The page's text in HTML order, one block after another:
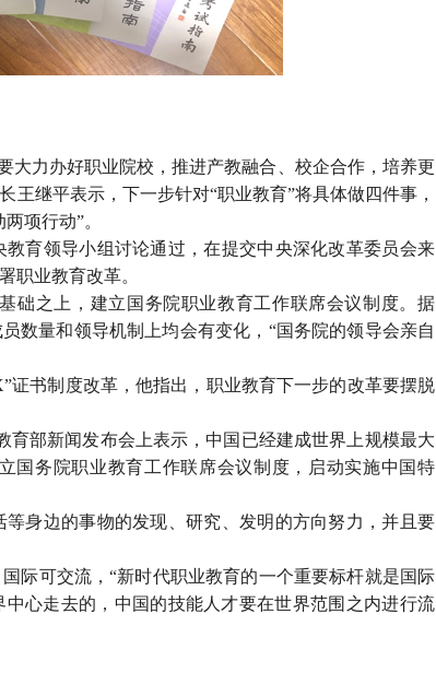
力办好职业院校，推进产教融合、校企合作，培养更
继平表示，下一步针对“职业教育”将具体做四件事，
项行动”。
育领导小组讨论通过，在提交中央深化改革委员会来
职业教育改革。
之上，建立国务院职业教育工作联席会议制度。据
数量和领导机制上均会有变化，“国务院的领导会亲自
书制度改革，他指出，职业教育下一步的改革要摆脱
部新闻发布会上表示，中国已经建成世界上规模最大
国务院职业教育工作联席会议制度，启动实施中国特
身边的事物的发现、研究、发明的方向努力，并且要
际可交流，“新时代职业教育的一个重要标杆就是国际
心走去的，中国的技能人才要在世界范围之内进行流